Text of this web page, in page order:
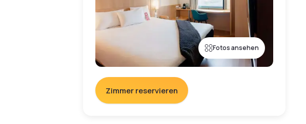
Fotos ansehen
Zimmer reservieren